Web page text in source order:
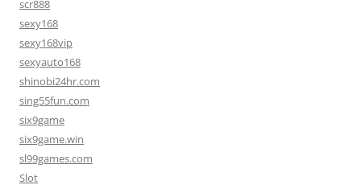
scr888
sexy168
sexy168vip
sexyauto168
shinobi24hr.com
sing55fun.com
six9game
six9game.win
sl99games.com
Slot